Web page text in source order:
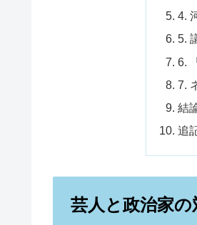
4.
5.
6.
7.
結
追
芸人と政治家